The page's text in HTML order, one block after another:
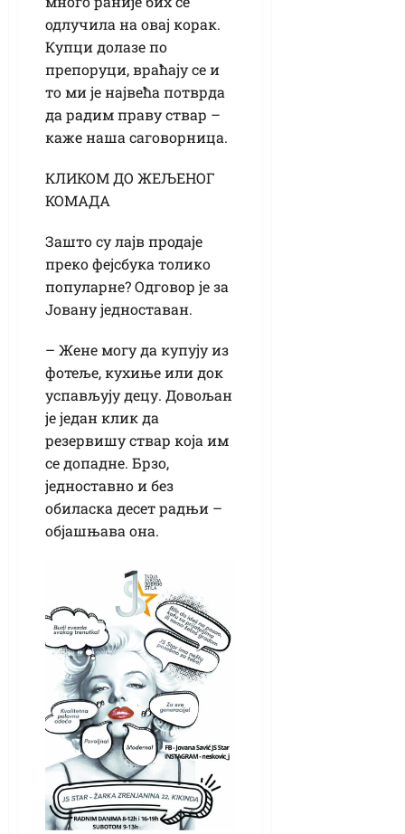
одлучила на овај корак.
Купци долазе по
препоруци, враћају се и
то ми је највећа потврда
да радим праву ствар –
каже наша саговорница.
КЛИКОМ ДО ЖЕЉЕНОГ
КОМАДА
Зашто су лајв продаје
преко фејсбука толико
популарне? Одговор је за
Јовану једноставан.
– Жене могу да купују из
фотеље, кухиње или док
успављују децу. Довољан
је један клик да
резервишу ствар која им
се допадне. Брзо,
једноставно и без
обиласка десет радњи –
објашњава она.